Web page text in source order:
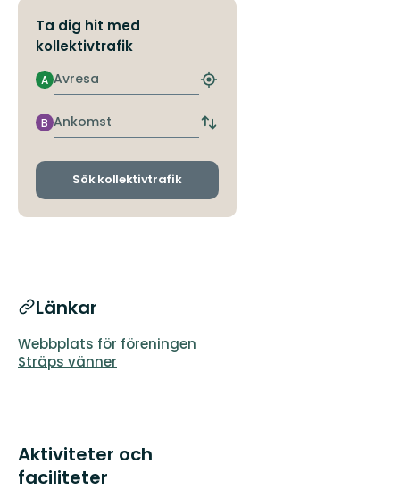
Ta dig hit med
kollektivtrafik
Avresa
A
Hitta
hållplats
Ankomst
B
Byt
och
Sök kollektivtrafik
Länkar
Webbplats för föreningen
Sträps vänner
Aktiviteter och
faciliteter